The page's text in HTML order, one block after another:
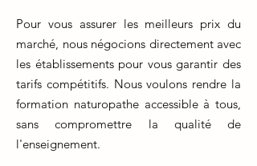
Pour vous assurer les meilleurs prix du
marché, nous négocions directement avec
les établissements pour vous garantir des
tarifs compétitifs. Nous voulons rendre la
formation naturopathe accessible à tous,
sans compromettre la qualité de
l'enseignement.